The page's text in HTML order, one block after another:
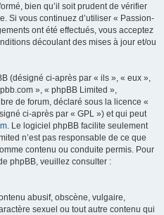
bien qu’il soit prudent de vérifier
Si vous continuez d’utiliser « Passion-
ont été effectués, vous acceptez
découlant des mises à jour et/ou
(désigné ci-après par « ils », « eux »,
», « phpBB Limited »,
de forum, déclaré sous la licence «
ci-après par « GPL ») et qui peut
. Le logiciel phpBB facilite seulement
n’est pas responsable de ce que
contenu ou conduite permis. Pour
phpBB, veuillez consulter :
abusif, obscène, vulgaire,
sexuel ou tout autre contenu qui